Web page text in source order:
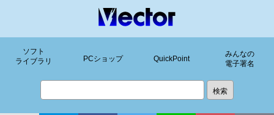
ソフト
ライブラリ
PCショップ QuickPoint
みんなの
電子署名